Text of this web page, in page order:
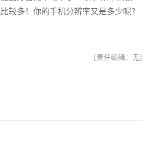
较多！你的手机分辨率又是多少呢？
[责任编辑：无]